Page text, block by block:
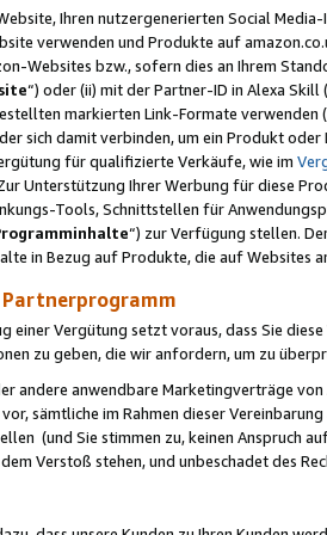
Ihren nutzergenerierten Social
verwenden und Produkte auf
Websites bzw., sofern dies an Ihrem
“) oder (ii) mit der Partner-ID in Alexa Skill
markierten Link-Formate verwenden („
sich damit verbinden, um ein Produkt
für qualifizierte Verkäufe, wie im
Unterstützung Ihrer Werbung für diese
Tools, Schnittstellen für
“) zur Verfügung stellen.
in Bezug auf Produkte, die auf Websites
einer Vergütung setzt voraus, dass Sie
zu geben, die wir anfordern, um zu
andere anwendbare Marketingverträge
sämtliche im Rahmen dieser
(und Sie stimmen zu, keinen Anspruch
Verstoß stehen, und unbeschadet des